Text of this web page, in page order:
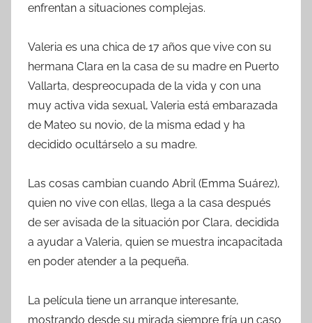
enfrentan a situaciones complejas.
Valeria es una chica de 17 años que vive con su
hermana Clara en la casa de su madre en Puerto
Vallarta, despreocupada de la vida y con una
muy activa vida sexual, Valeria está embarazada
de Mateo su novio, de la misma edad y ha
decidido ocultárselo a su madre.
Las cosas cambian cuando Abril (Emma Suárez),
quien no vive con ellas, llega a la casa después
de ser avisada de la situación por Clara, decidida
a ayudar a Valeria, quien se muestra incapacitada
en poder atender a la pequeña.
La película tiene un arranque interesante,
mostrando desde su mirada siempre fría un caso